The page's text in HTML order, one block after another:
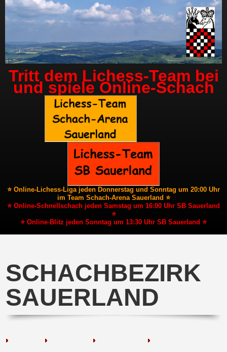
Tritt dem Lichess-Team bei
und spiele Online-Schach
⭐ Online-Lichess-Liga jeden Donnerstag und Sonntag um 20:00 Uhr
im Team Schach-Arena Sauerland ⭐
⭐ Online-Schnellschach jeden Samstag um 16:00 Uhr SB Sauerland
⭐
⭐ Online-Blitz jeden Sonntag um 13:30 Uhr SB Sauerland ⭐
SCHACHBEZIRK
SAUERLAND